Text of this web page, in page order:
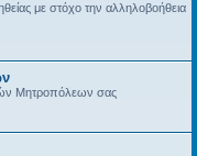
με στόχο την αλληλοβοήθεια
Μητροπόλεων σας